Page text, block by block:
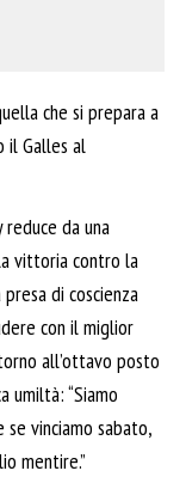
che si prepara a
il Galles al
da una
vittoria contro la
di coscienza
con il miglior
all’ottavo posto
umiltà: “Siamo
vinciamo sabato,
mentire.”